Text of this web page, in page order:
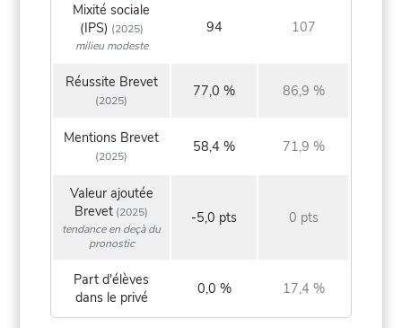
Mixité sociale
(IPS) (2025)
milieu modeste
94 107
Réussite Brevet
(2025)
77,0 % 86,9 %
Mentions Brevet
(2025)
58,4 % 71,9 %
Valeur ajoutée
Brevet (2025)
tendance en deçà du
pronostic
-5,0 pts 0 pts
Part d'élèves
dans le privé
0,0 % 17,4 %